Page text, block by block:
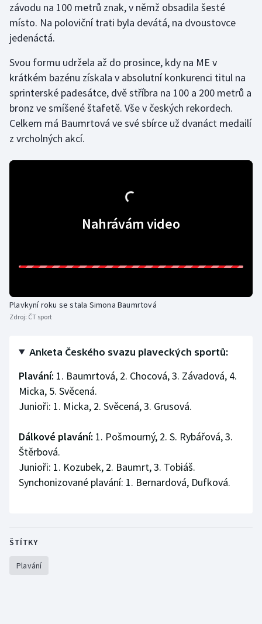
Jezdectví
Judo
Krasobruslení
Lezení
Lyže a snowboard
Plavání
Plážový volejbal
Ragby
Rychlobruslení
Rychlostní kanoistika
Short track
Sportovní střelba
Stolní tenis
Triatlon
Vodní slalom
závodu na 100 metrů znak, v němž obsadila šesté
místo. Na poloviční trati byla devátá, na dvoustovce
jedenáctá.
Svou formu udržela až do prosince, kdy na ME v
krátkém bazénu získala v absolutní konkurenci titul na
sprinterské padesátce, dvě stříbra na 100 a 200 metrů a
bronz ve smíšené štafetě. Vše v českých rekordech.
Celkem má Baumrtová ve své sbírce už dvanáct medailí
z vrcholných akcí.
Nahrávám video
Plavkyní roku se stala Simona Baumrtová
Zdroj: ČT sport
Anketa Českého svazu plaveckých sportů:
Plavání: 1. Baumrtová, 2. Chocová, 3. Závadová, 4.
Micka, 5. Svěcená.
Junioři: 1. Micka, 2. Svěcená, 3. Grusová.
Dálkové plavání: 1. Pošmourný, 2. S. Rybářová, 3.
Štěrbová.
Junioři: 1. Kozubek, 2. Baumrt, 3. Tobiáš.
Synchonizované plavání: 1. Bernardová, Dufková.
ŠTÍTKY
Plavání